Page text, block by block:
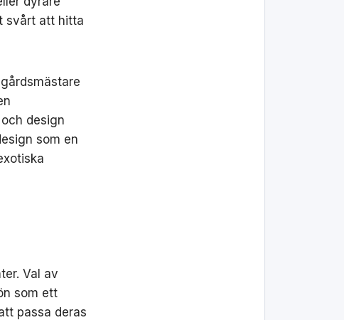
svårt att hitta
design
som en
Val av
som ett
passa deras